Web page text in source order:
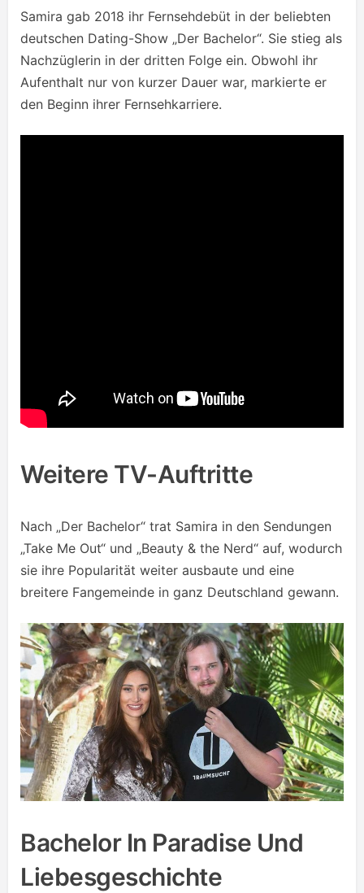
Samira gab 2018 ihr Fernsehdebüt in der beliebten
deutschen Dating-Show „Der Bachelor“. Sie stieg als
Nachzüglerin in der dritten Folge ein. Obwohl ihr
Aufenthalt nur von kurzer Dauer war, markierte er
den Beginn ihrer Fernsehkarriere.
Weitere TV-Auftritte
Nach „Der Bachelor“ trat Samira in den Sendungen
„Take Me Out“ und „Beauty & the Nerd“ auf, wodurch
sie ihre Popularität weiter ausbaute und eine
breitere Fangemeinde in ganz Deutschland gewann.
Bachelor In Paradise Und
Liebesgeschichte